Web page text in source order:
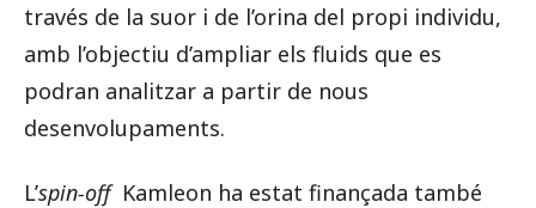
través de la suor i de l’orina del propi individu,
amb l’objectiu d’ampliar els fluids que es
podran analitzar a partir de nous
desenvolupaments.
L’spin-off Kamleon ha estat finançada també